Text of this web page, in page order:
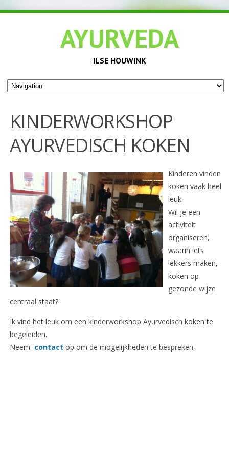
AYURVEDA
ILSE HOUWINK
KINDERWORKSHOP
AYURVEDISCH KOKEN
Kinderen vinden
koken vaak heel
leuk.
Wil je een
activiteit
organiseren,
waarin iets
lekkers maken,
koken op
gezonde wijze
centraal staat?
Ik vind het leuk om een kinderworkshop Ayurvedisch koken te
begeleiden.
Neem contact op om de mogelijkheden te bespreken.